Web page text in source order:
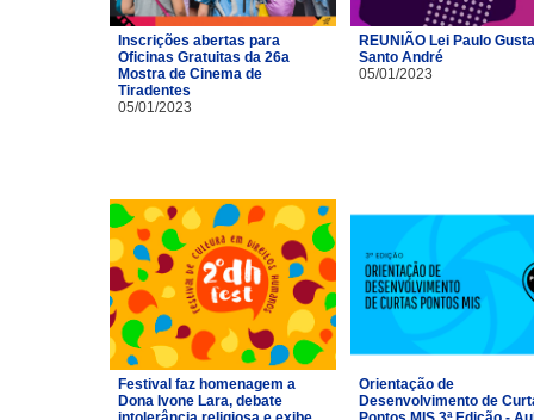
Inscrições abertas para
Oficinas Gratuitas da 26a
Mostra de Cinema de
Tiradentes
05/01/2023
REUNIÃO Lei Paulo
Santo André
05/01/2023
Festival faz homenagem a
Dona Ivone Lara, debate
Orientação de
Desenvolvimento de